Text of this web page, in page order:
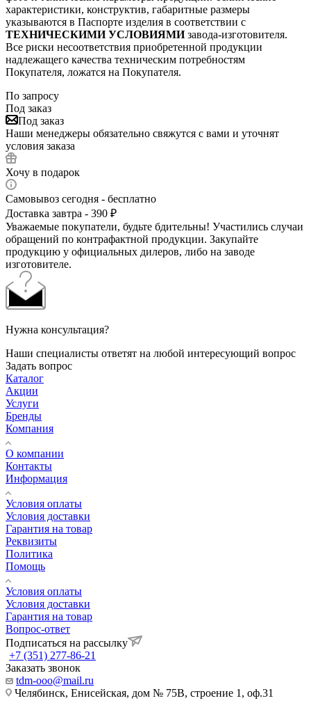
характеристики, конструктив, габаритные размеры
указываются в Паспорте изделия в соответствии с
ТЕХНИЧЕСКИМИ УСЛОВИЯМИзавода-изготовителя.
Все риски несоответствия приобретенной продукции
надлежащего качества техническим потребностям
Покупателя, ложатся на Покупателя.
По запросу
Под заказ
Под заказ
Наши менеджеры обязательно свяжутся с вами и уточнят
условия заказа
Хочу в подарок
Самовывоз сегодня - бесплатно
Доставка завтра - 390 ₽
Уважаемые покупатели, будьте бдительны! Участились случаи
обращений по контрафактной продукции. Закупайте
продукцию у официальных дилеров, либо на заводе
изготовителе.
Нужна консультация?
Наши специалисты ответят на любой интересующий вопрос
Задать вопрос
Каталог
Акции
Услуги
Бренды
Компания
О компании
Контакты
Информация
Условия оплаты
Условия доставки
Гарантия на товар
Реквизиты
Политика
Помощь
Условия оплаты
Условия доставки
Гарантия на товар
Вопрос-ответ
Подписаться на рассылку
+7 (351) 277-86-21
Заказать звонок
tdm-ooo@mail.ru
Челябинск, Енисейская, дом № 75В, строение 1, оф.31